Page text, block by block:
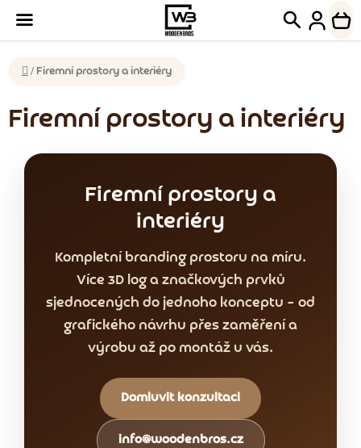
obsah
Hledat
Domů
/ Firemní prostory a interiéry
Firemní prostory a interiéry
Firemní prostory a
interiéry
Kompletní branding prostoru na míru.
Více 3D log a značkových prvků
sjednocených do jednoho konceptu – od
grafického návrhu přes zaměření a
výrobu až po montáž u vás.
Domluvit konzultaci
info@woodenbros.cz